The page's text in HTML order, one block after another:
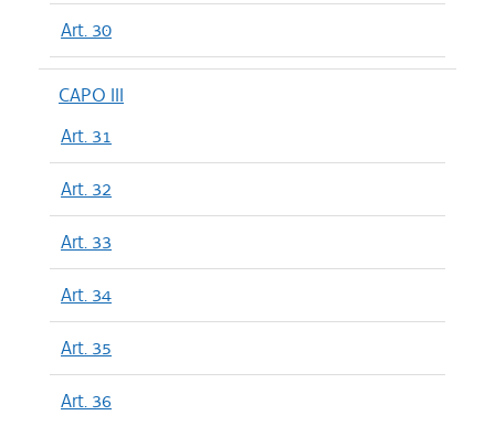
Art. 30
CAPO III
Art. 31
Art. 32
Art. 33
Art. 34
Art. 35
Art. 36